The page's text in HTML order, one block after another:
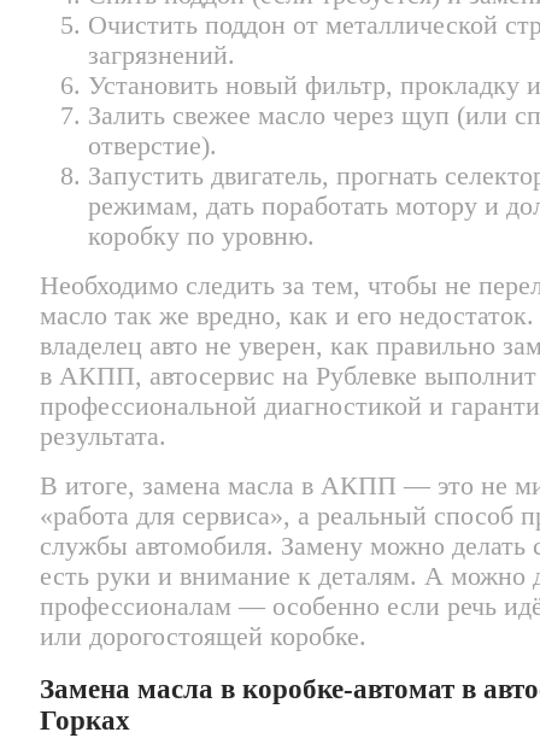
Очистить поддон от металлической
загрязнений.
Установить новый фильтр, прокладку
Залить свежее масло через щуп (или
отверстие).
Запустить двигатель, прогнать
режимам, дать поработать мотору и
коробку по уровню.
Необходимо следить за тем, чтобы не
масло так же вредно, как и его
владелец авто не уверен, как правильно
в АКПП, автосервис на Рублевке
профессиональной диагностикой и
результата.
В итоге, замена масла в АКПП — это не
«работа для сервиса», а реальный способ
службы автомобиля. Замену можно делать
есть руки и внимание к деталям. А можно
профессионалам — особенно если речь
или дорогостоящей коробке.
Замена масла в коробке-автомат в
Горках